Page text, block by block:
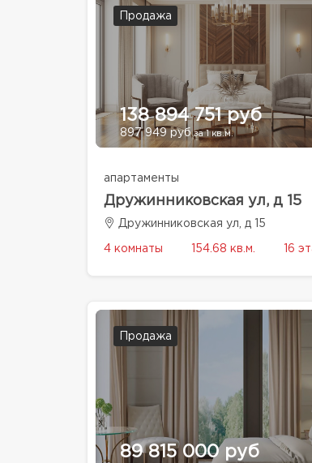
Продажа
138 894 751 руб
897 949 рубза 1 кв.м.
апартаменты
Дружинниковская ул, д 15
Дружинниковская ул, д 15
4 комнаты 154.68 кв.м. 16
Продажа
89 815 000 руб